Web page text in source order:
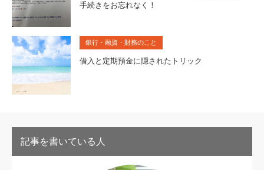
手続きをお忘れなく！
銀行・融資・財務のこと
借入と定期預金に隠されたトリック
記事を書いている人